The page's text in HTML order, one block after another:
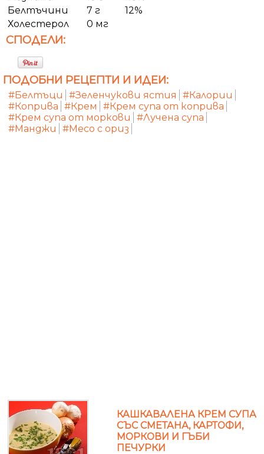
Белтъчини
7 г
12%
Холестерол
0 мг
СПОДЕЛИ:
ПОДОБНИ РЕЦЕПТИ И ИДЕИ:
#Белтъци #Зеленчукови ястия
#Калории
#Коприва #Крем
#Крем супа от коприва
#Крем супа от моркови
#Лучена супа
#Манджи
#Месо с ориз
КАШКАВАЛЕНА КРЕМ СУПА
СЪС СМЕТАНА, КАРТОФИ,
МОРКОВИ И ГЪБИ
ПЕЧУРКИ